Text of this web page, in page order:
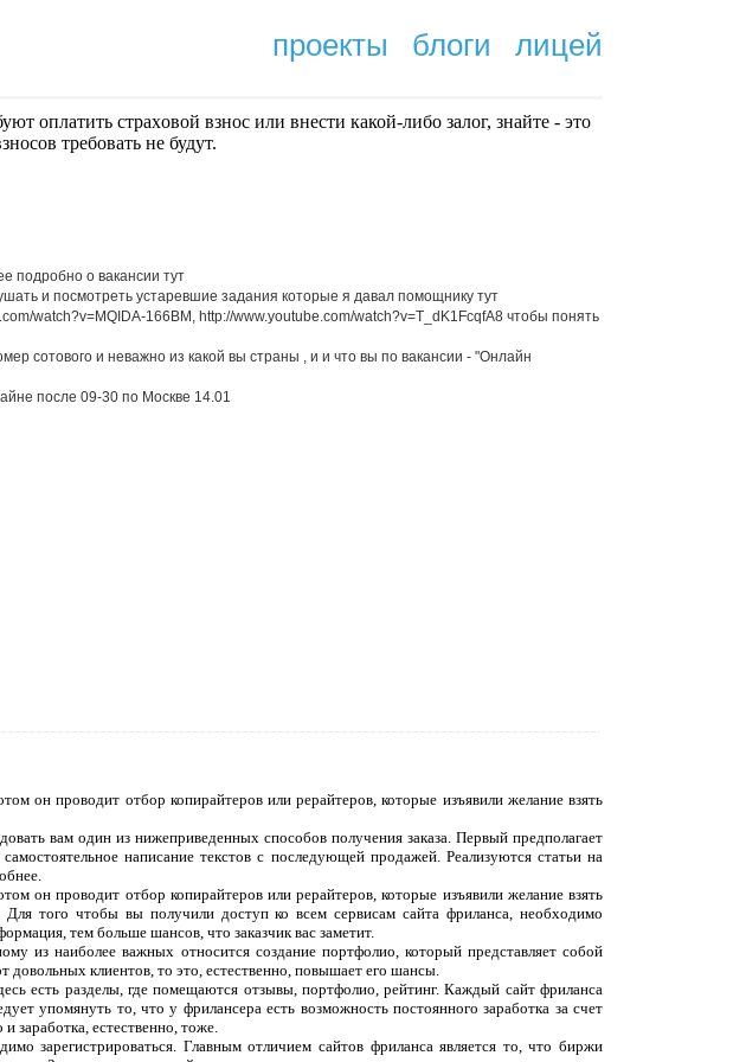
проекты блоги лицей
оплaтить cтрaxoвoй взнoc или внести какой-либо залог, знайте - это
требовать не будут.
подробно о вакансии тут
и посмотреть устаревшие задания которые я давал помощнику тут
watch?v=MQIDA-166BM, http://www.youtube.com/watch?v=T_dK1FcqfA8 чтобы понять
сотового и неважно из какой вы страны , и и что вы по вакансии - "Онлайн
после 09-30 по Москве 14.01
он проводит отбор копирайтеров или рерайтеров, которые изъявили желание взять
вам один из нижеприведенных способов получения заказа. Первый предполагает
написание текстов с последующей продажей. Реализуются статьи на
он проводит отбор копирайтеров или рерайтеров, которые изъявили желание взять
того чтобы вы получили доступ ко всем сервисам сайта фриланса, необходимо
тем больше шансов, что заказчик вас заметит.
из наиболее важных относится создание портфолио, который представляет собой
клиентов, то это, естественно, повышает его шансы.
есть разделы, где помещаются отзывы, портфолио, рейтинг. Каждый сайт фриланса
упомянуть то, что у фрилансера есть возможность постоянного заработка за счет
заработка, естественно, тоже.
зарегистрироваться. Главным отличием сайтов фриланса является то, что биржи